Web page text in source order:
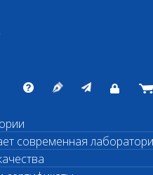
лаборатория
современная